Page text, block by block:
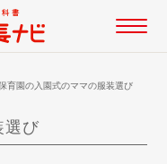
育園の入園式のママの服装選び
選び